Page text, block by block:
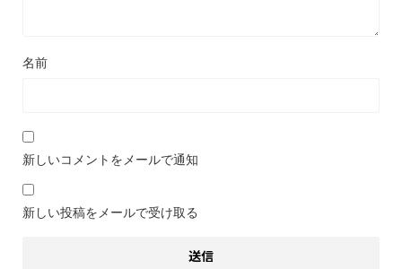
名前
新しいコメントをメールで通知
新しい投稿をメールで受け取る